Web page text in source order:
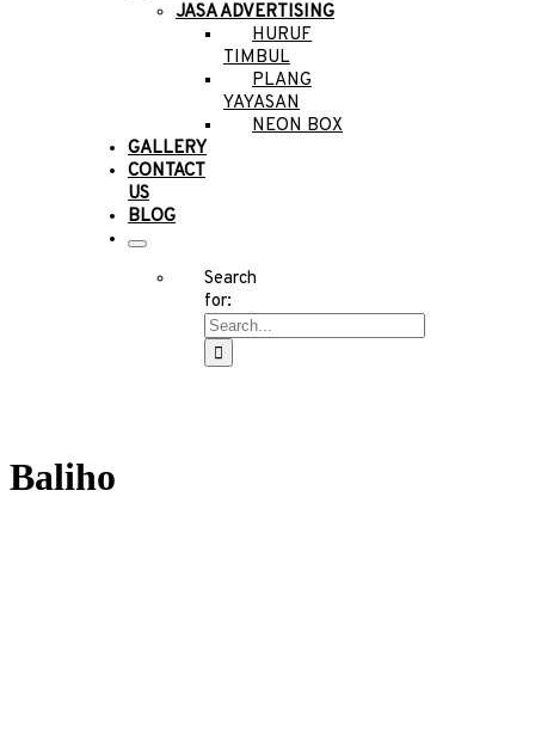
JASA ADVERTISING
HURUF
TIMBUL
PLANG
YAYASAN
NEON BOX
GALLERY
CONTACT
US
BLOG
Search
for:
Baliho